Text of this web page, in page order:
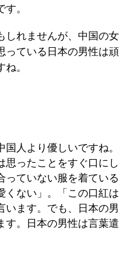
。
れませんが、中国の女
っている日本の男性は頑
。
人より優しいですね。
思ったことをすぐ口にし
っていない服を着ている
くない」。「この口紅は
います。でも、日本の男
す。日本の男性は言葉遣